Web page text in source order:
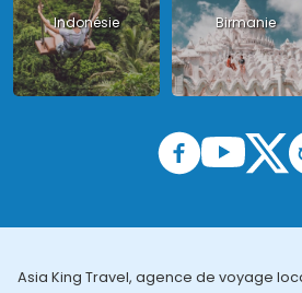
Indonésie Birmanie
Asia King Travel, agence de voyage